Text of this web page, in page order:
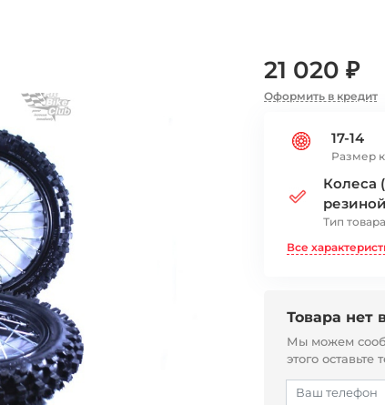
21 020 ₽
Оформить в кредит
17-14
Размер
Колеса
Тип товара
Все
Товара нет
Мы можем
этого